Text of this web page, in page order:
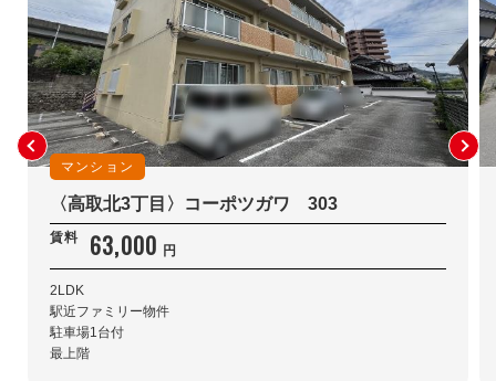
マンション
〈高取北3丁目〉コーポツガワ 303
賃料 63,000 円
2LDK
駅近ファミリー物件
駐車場1台付
最上階